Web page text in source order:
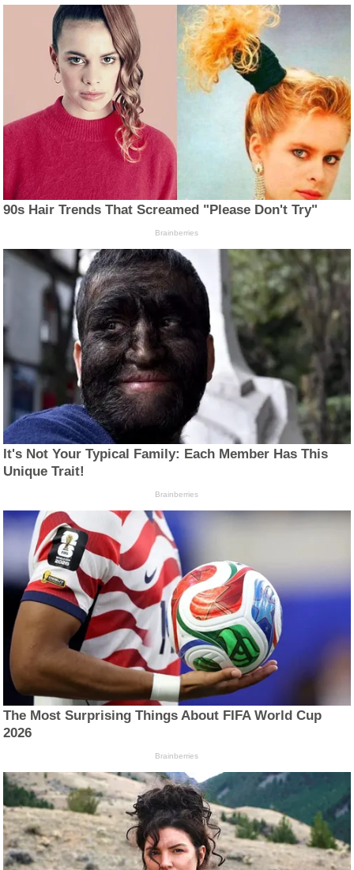
90s Hair Trends That Screamed "Please Don't Try"
Brainberries
It's Not Your Typical Family: Each Member Has This
Unique Trait!
Brainberries
The Most Surprising Things About FIFA World Cup
2026
Brainberries